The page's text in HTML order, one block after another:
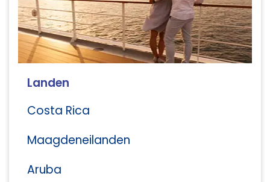
Landen
Costa Rica
Maagdeneilanden
Aruba